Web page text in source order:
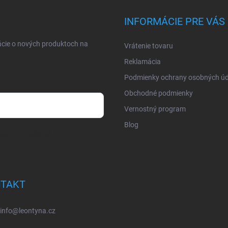
o nových produktoch na
INFORMÁCIE PRE VÁS
Vrátenie tovaru
Reklamácia
Podmienky ochrany osobných
Obchodné podmienky
Vernostný program
Blog
info@ leontyna.cz